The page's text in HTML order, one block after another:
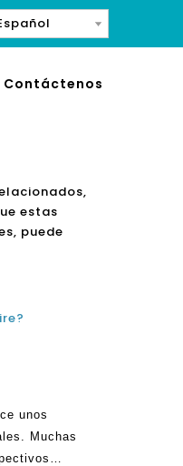
Contáctenos
estas
puede
unos
Muchas